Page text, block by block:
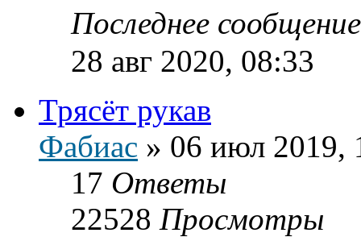
Последнее
28 авг 2020, 08:33
Трясёт рукав
Фабиас » 06 июл 2019,
17 Ответы
22528 Просмотры